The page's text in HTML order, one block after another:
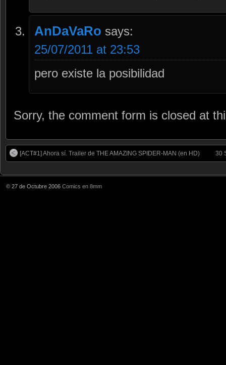
AnDaVaRo says:
25/07/2011 at 23:53
pero existe la posibilidad
Sorry, the comment form is closed at
[ACT#1] Ahora sí. Trailer de THE AMAZING SPIDER-MAN (en HD) 30
© 27 de Octubre 2006 Comics en 8mm